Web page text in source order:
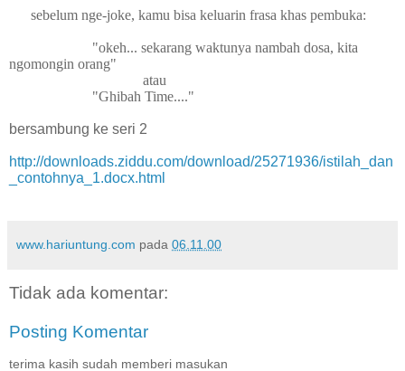
sebelum nge-joke, kamu bisa keluarin frasa khas pembuka:
"okeh... sekarang waktunya nambah dosa, kita
ngomongin orang"
atau
"Ghibah Time...."
bersambung ke seri 2
http://downloads.ziddu.com/download/25271936/istilah_dan
_contohnya_1.docx.html
www.hariuntung.com pada 06.11.00
Tidak ada komentar:
Posting Komentar
terima kasih sudah memberi masukan